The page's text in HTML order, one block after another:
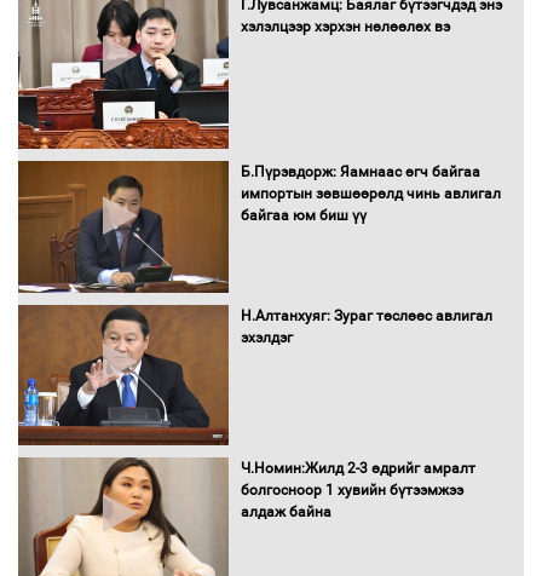
“Турбингенератор-5”-ын шинэчлэлийн
төсвийг шийдвэрлэхээр болов
оролцлоо
ААН-ийн нуугтмал хөрөнгийг
битүүмжлэнэ
буй асуудлуудыг Засгийн газрын
хуралдаанд танилцуулж,
шийдвэрлүүлнэ
Г.Лувсанжамц: Баялаг бүтээгчдэд энэ
хэлэлцээр хэрхэн нөлөөлөх вэ
Б.Пүрэвдорж: Яамнаас өгч байгаа
импортын зөвшөөрөлд чинь авлигал
байгаа юм биш үү
Н.Алтанхуяг: Зураг төслөөс авлигал
эхэлдэг
Ч.Номин:Жилд 2-3 өдрийг амралт
болгосноор 1 хувийн бүтээмжээ
алдаж байна